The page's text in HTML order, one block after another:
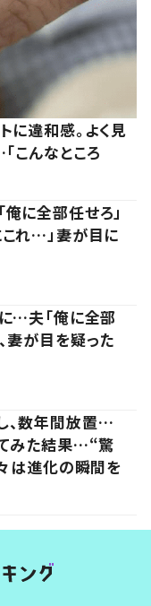
に違和感。よく見
こんなところ
に全部任せろ」
れ…」妻が目に
…夫「俺に全部
妻が目を疑った
、数年間放置…
みた結果…“驚
は進化の瞬間を